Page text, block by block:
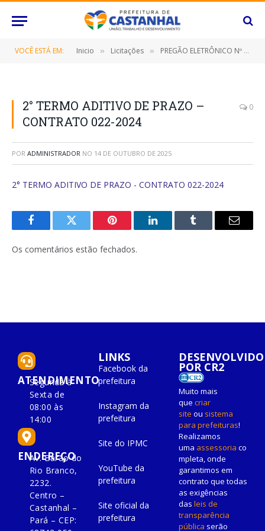
VOCÊ ESTÁ EM: Inicio » Licitações » PREGÃO ELETRÔNICO Nº 081/2023-SRP (CONTRATAÇÃO DE EMPRESA PARA PRESTAÇÃO DE SERVIÇO DE CONTROLE DE PRAGAS E VETORES INCLUINDO: DESINSETIZAÇÃO, DESRATIZAÇÃO E CONTROLE DE POMBOS E MORCEGOS, DESTINADOS A ATENDER AS DIVERSAS SECRETARIAS/FUNDOS MUNICIPAIS, BEM COMO, O INSTITUTO DE PREVIDÊNCIA DESTE MUNICÍPIO DE CASTANHAL/PARÁ)
2° TERMO ADITIVO DE PRAZO –
CONTRATO 022-2024
0
POR ADMINISTRADOR NO 14 DE OUTUBRO DE 2025
2° TERMO ADITIVO DE PRAZO - CONTRATO 022-2024
FacebookTwitter Pinterest O
Tumblr
E-
Os comentários estão fechados.
ATENDIMENTO
Segunda à
Sexta de
08:00 às
14:00
ENDEREÇO
Av. Barão do
Rio Branco,
2232.
Centro –
Castanhal –
Pará – CEP:
LINKS
Facebook da
prefeitura
Instagram da
prefeitura
Site do IPMC
YouTube da
prefeitura
Site oficial da
prefeitura
DESENVOLVIDO
POR CR2
Muito mais
que criar
site ou sistema
para prefeituras!
Realizamos
uma assessoria co
mpleta, onde
garantimos em
contrato que todas
as exigências
das leis de
transparência
pública serão